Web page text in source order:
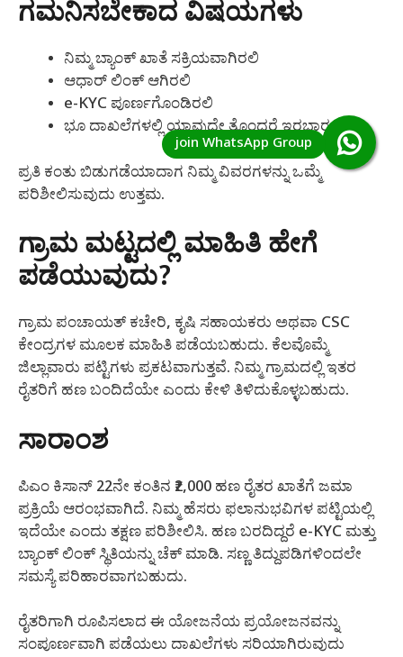
ಗಮನಿಸಬೇಕಾದ ವಿಷಯಗಳು
ನಿಮ್ಮ ಬ್ಯಾಂಕ್ ಖಾತೆ ಸಕ್ರಿಯವಾಗಿರಲಿ
ಆಧಾರ್ ಲಿಂಕ್ ಆಗಿರಲಿ
e-KYC ಪೂರ್ಣಗೊಂಡಿರಲಿ
ಭೂ ದಾಖಲೆಗಳಲ್ಲಿ ಯಾವುದೇ ತೊಂದರೆ ಇರಬಾರದು
ಪ್ರತಿ ಕಂತು ಬಿಡುಗಡೆಯಾದಾಗ ನಿಮ್ಮ ವಿವರಗಳನ್ನು ಒಮ್ಮೆ
ಪರಿಶೀಲಿಸುವುದು ಉತ್ತಮ.
ಗ್ರಾಮ ಮಟ್ಟದಲ್ಲಿ ಮಾಹಿತಿ ಹೇಗೆ
ಪಡೆಯುವುದು?
ಗ್ರಾಮ ಪಂಚಾಯತ್ ಕಚೇರಿ, ಕೃಷಿ ಸಹಾಯಕರು ಅಥವಾ CSC
ಕೇಂದ್ರಗಳ ಮೂಲಕ ಮಾಹಿತಿ ಪಡೆಯಬಹುದು. ಕೆಲವೊಮ್ಮೆ
ಜಿಲ್ಲಾವಾರು ಪಟ್ಟಿಗಳು ಪ್ರಕಟವಾಗುತ್ತವೆ. ನಿಮ್ಮ ಗ್ರಾಮದಲ್ಲಿ ಇತರ
ರೈತರಿಗೆ ಹಣ ಬಂದಿದೆಯೇ ಎಂದು ಕೇಳಿ ತಿಳಿದುಕೊಳ್ಳಬಹುದು.
ಸಾರಾಂಶ
ಪಿಎಂ ಕಿಸಾನ್ 22ನೇ ಕಂತಿನ ₹2,000 ಹಣ ರೈತರ ಖಾತೆಗೆ ಜಮಾ
ಪ್ರಕ್ರಿಯೆ ಆರಂಭವಾಗಿದೆ. ನಿಮ್ಮ ಹೆಸರು ಫಲಾನುಭವಿಗಳ ಪಟ್ಟಿಯಲ್ಲಿ
ಇದೆಯೇ ಎಂದು ತಕ್ಷಣ ಪರಿಶೀಲಿಸಿ. ಹಣ ಬರದಿದ್ದರೆ e-KYC ಮತ್ತು
ಬ್ಯಾಂಕ್ ಲಿಂಕ್ ಸ್ಥಿತಿಯನ್ನು ಚೆಕ್ ಮಾಡಿ. ಸಣ್ಣ ತಿದ್ದುಪಡಿಗಳಿಂದಲೇ
ಸಮಸ್ಯೆ ಪರಿಹಾರವಾಗಬಹುದು.
ರೈತರಿಗಾಗಿ ರೂಪಿಸಲಾದ ಈ ಯೋಜನೆಯ ಪ್ರಯೋಜನವನ್ನು
ಸಂಪೂರ್ಣವಾಗಿ ಪಡೆಯಲು ದಾಖಲೆಗಳು ಸರಿಯಾಗಿರುವುದು